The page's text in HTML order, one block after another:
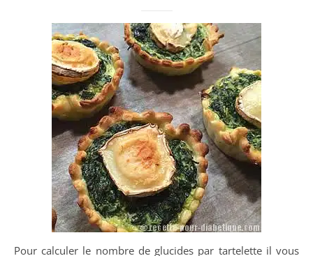
Pour calculer le nombre de glucides par tartelette il vous